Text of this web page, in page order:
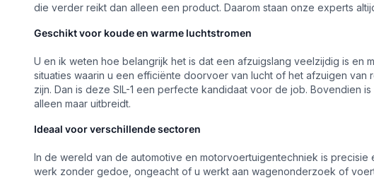
die verder reikt dan alleen een product. Daarom staan onze experts
Geschikt voor koude en warme luchtstromen
U en ik weten hoe belangrijk het is dat een afzuigslang veelzijdig is en
situaties waarin u een efficiënte doorvoer van lucht of het afzuigen
zijn. Dan is deze SIL-1 een perfecte kandidaat voor de job. Bovendien
alleen maar uitbreidt.
Ideaal voor verschillende sectoren
In de wereld van de automotive en motorvoertuigentechniek is
werk zonder gedoe, ongeacht of u werkt aan wagenonderzoek of